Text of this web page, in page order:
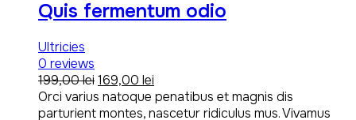
Quis fermentum odio
Ultricies
0 reviews
199,00leiOriginal
price
was:
169,00 lei
price
is:
Orci varius natoque penatibus et magnis dis
parturient montes, nascetur ridiculus mus. Vivamus